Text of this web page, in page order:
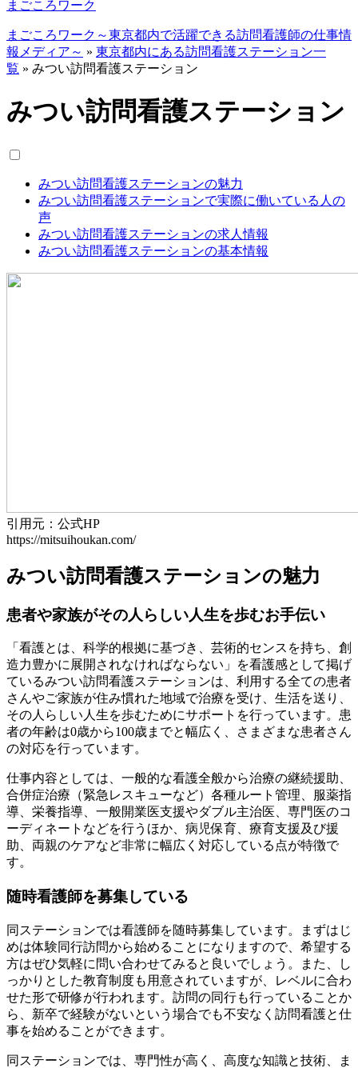
まごころワーク
まごころワーク～東京都内で活躍できる訪問看護師の仕事情
報メディア～ » 東京都内にある訪問看護ステーション一
覧 » みつい訪問看護ステーション
みつい訪問看護ステーション
みつい訪問看護ステーションの魅力
みつい訪問看護ステーションで実際に働いている人の
声
みつい訪問看護ステーションの求人情報
みつい訪問看護ステーションの基本情報
引用元：公式HP
https://mitsuihoukan.com/
みつい訪問看護ステーションの魅力
患者や家族がその人らしい人生を歩むお手伝い
「看護とは、科学的根拠に基づき、芸術的センスを持ち、創
造力豊かに展開されなければならない」を看護感として掲げ
ているみつい訪問看護ステーションは、利用する全ての患者
さんやご家族が住み慣れた地域で治療を受け、生活を送り、
その人らしい人生を歩むためにサポートを行っています。患
者の年齢は0歳から100歳までと幅広く、さまざまな患者さん
の対応を行っています。
仕事内容としては、一般的な看護全般から治療の継続援助、
合併症治療（緊急レスキューなど）各種ルート管理、服薬指
導、栄養指導、一般開業医支援やダブル主治医、専門医のコ
ーディネートなどを行うほか、病児保育、療育支援及び援
助、両親のケアなど非常に幅広く対応している点が特徴で
す。
随時看護師を募集している
同ステーションでは看護師を随時募集しています。まずはじ
めは体験同行訪問から始めることになりますので、希望する
方はぜひ気軽に問い合わせてみると良いでしょう。また、し
っかりとした教育制度も用意されていますが、レベルに合わ
せた形で研修が行われます。訪問の同行も行っていることか
ら、新卒で経験がないという場合でも不安なく訪問看護と仕
事を始めることができます。
同ステーションでは、専門性が高く、高度な知識と技術、ま